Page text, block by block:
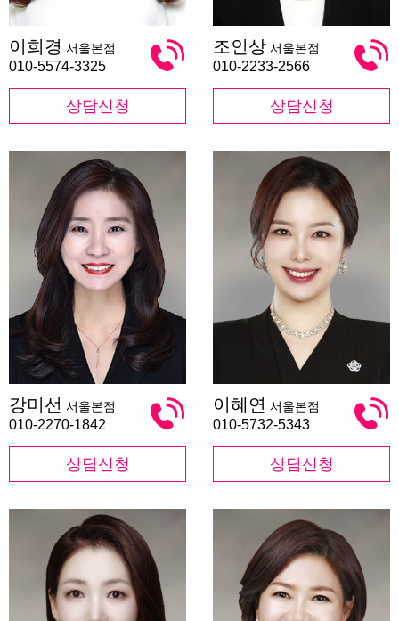
희
경
이희경 서울본점
010-5574-3325
상담신청
인
상
조인상 서울본점
010-2233-2566
상담신청
미
선
강미선 서울본점
010-2270-1842
상담신청
혜
연
이혜연 서울본점
010-5732-5343
상담신청